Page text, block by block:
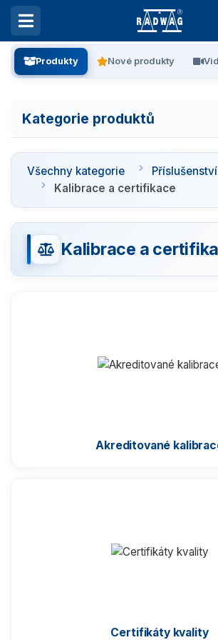
Produkty Nové produkty
Kategorie produktů
Všechny kategorie
Laboratorní váhy
Vážení filtrů
Vážení stentů
Kontrolní váhy HBZ (e)
Indikátory a terminály
Všechny kategorie
Kalibrace a certifikace
Kalibrace a
Akreditované
Certifikáty kvality